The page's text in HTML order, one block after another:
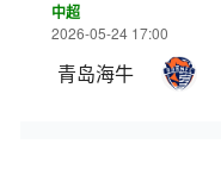
中超
2026-05-24 17:00
青岛海牛